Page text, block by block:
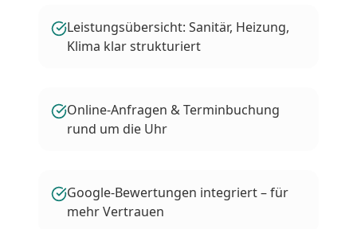
Leistungsübersicht: Sanitär, Heizung,
Klima klar strukturiert
Online-Anfragen & Terminbuchung
rund um die Uhr
Google-Bewertungen integriert – für
mehr Vertrauen